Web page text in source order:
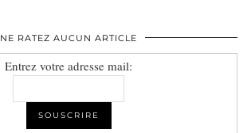
NE RATEZ AUCUN ARTICLE
Entrez votre adresse mail: